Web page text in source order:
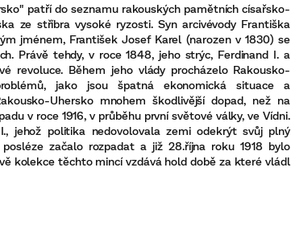
patří do seznamu rakouských pamětních císařsko-
ze stříbra vysoké ryzosti. Syn arcivévody Františka
jménem, František Josef Karel (narozen v 1830) se
Právě tehdy, v roce 1848, jeho strýc, Ferdinand I. a
revoluce. Během jeho vlády procházelo Rakousko-
jako jsou špatná ekonomická situace a
Uhersko mnohem škodlivější dopad, než na
v roce 1916, v průběhu první světové války, ve Vídni.
jehož politika nedovolovala zemi odekrýt svůj plný
začalo rozpadat a již 28.října roku 1918 bylo
kolekce těchto mincí vzdává hold době za které vládl